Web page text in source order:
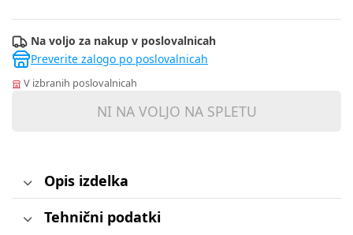
Na voljo za nakup v poslovalnicah
Preverite zalogo po poslovalnicah
V izbranih poslovalnicah
NI NA VOLJO NA SPLETU
Opis izdelka
Tehnični podatki